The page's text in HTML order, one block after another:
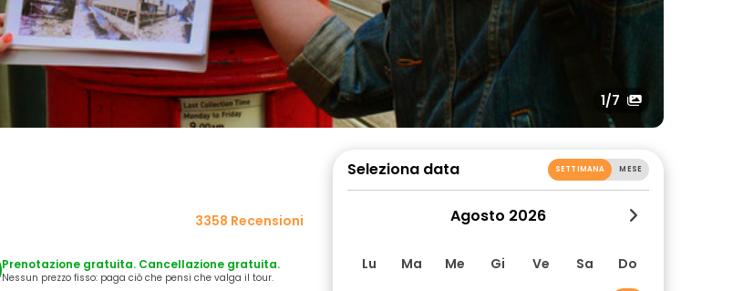
1/7
3358 Recensioni
Prenotazione gratuita. Cancellazione gratuita.
Nessun prezzo fisso: paga ciò che pensi che valga il tour.
Seleziona data SETTIMANA MESE
Agosto 2026
Lu Ma Me Gi Ve Sa Do